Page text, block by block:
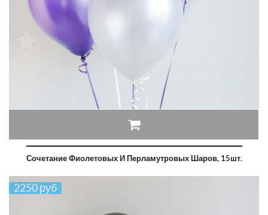
Сочетание Фиолетовых И Перламутровых Шаров, 15шт.
2250 руб